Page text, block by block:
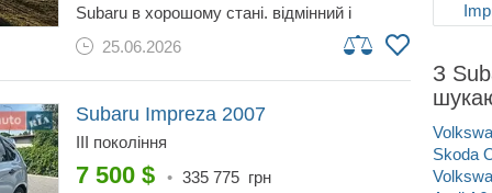
subaru в хорошому стані. відмінний і
невибагливий двигун 2.0 атмосферник,
встановлено газ (вписаний у тп), коробка
закривання вікон при закриванні авто,
кондиціонер, електрозеркала, підігрів
сидінь... двигун у відмінному стані, акпп
іноді пинається при перемиканні
25.06.2026
Subaru Impreza 2007
III покоління
7 500 $ • 335 775 грн
З
Skoda